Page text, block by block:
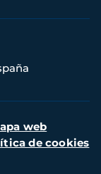
web
de cookies